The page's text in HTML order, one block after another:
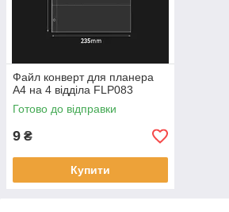
Файл конверт для планера
А4 на 4 відділа FLP083
Готово до відправки
9 ₴
Купити